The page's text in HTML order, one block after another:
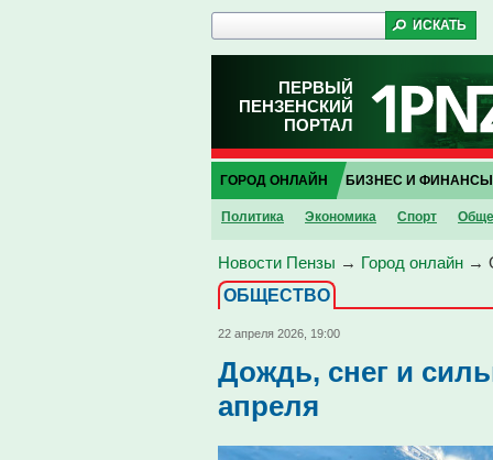
ПЕРВЫЙ
ПЕНЗЕНСКИЙ
ПОРТАЛ
ГОРОД ОНЛАЙН
Политика Экономика Спорт
БИЗНЕС И ФИНАНСЫ
Новости Пензы → Город онлайн →
ОБЩЕСТВО
22 апреля 2026, 19:00
Дождь, снег и
апреля